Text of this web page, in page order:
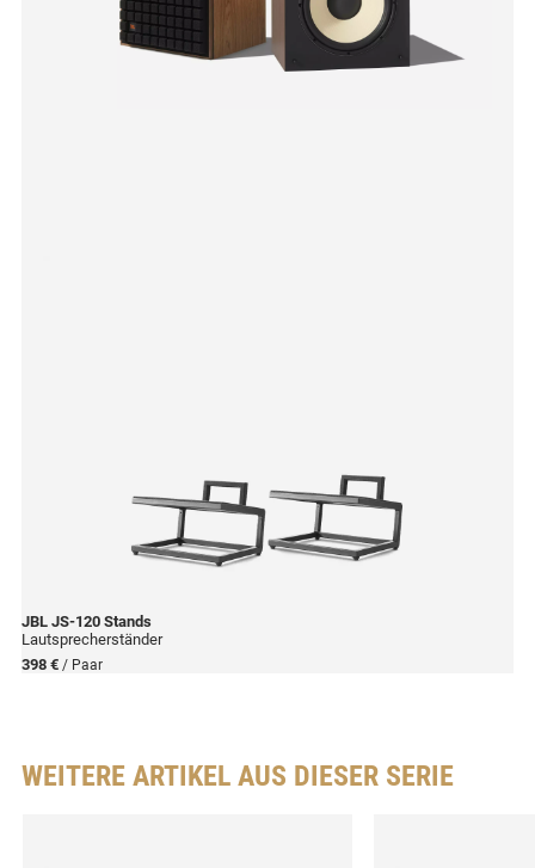
JBL JS-120 Stands
Lautsprecherständer
398 € / Paar
WEITERE ARTIKEL AUS DIESER SERIE